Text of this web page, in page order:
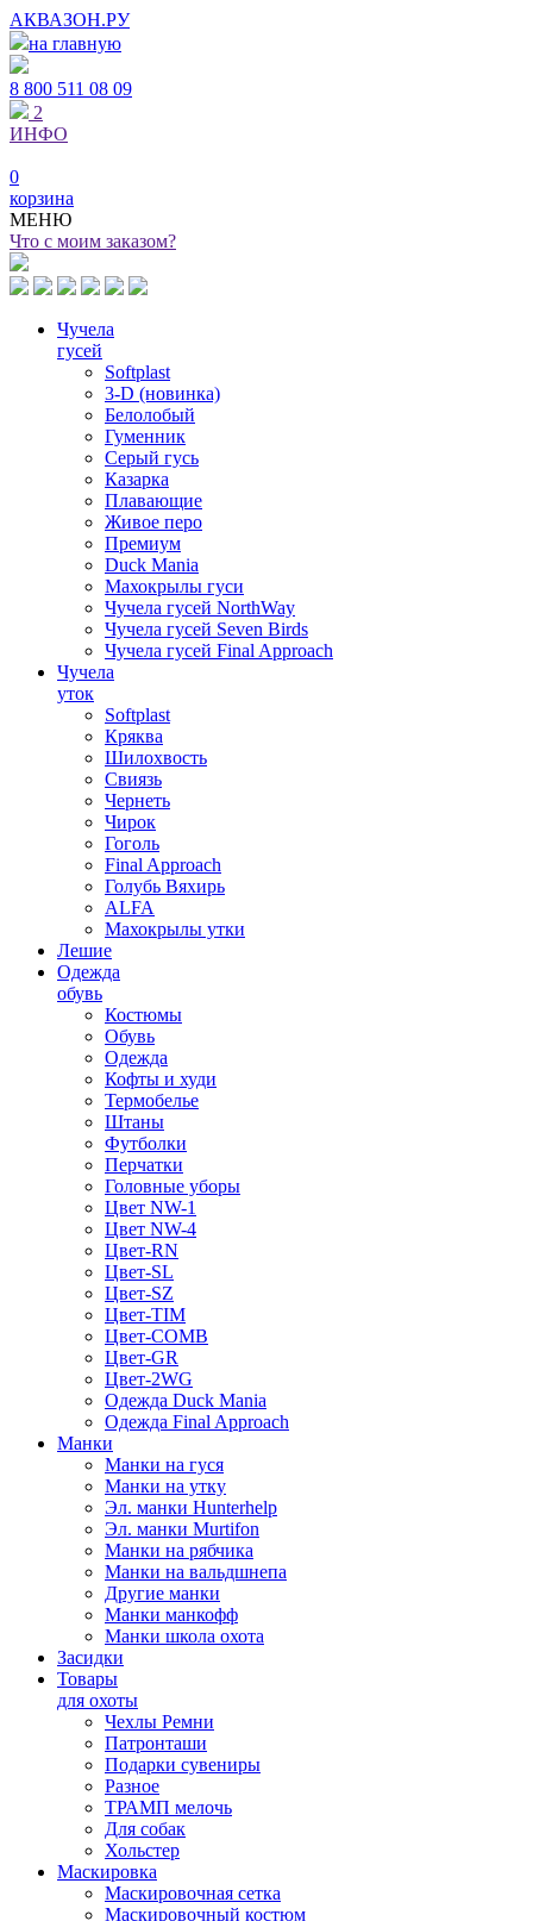
АКВАЗОН.РУ
на главную
8 800 511 08 09
2
ИНФО
0
корзина
МЕНЮ
Что с моим заказом?
Чучела
гусей
Softplast
3-D (новинка)
Белолобый
Гуменник
Серый гусь
Казарка
Плавающие
Живое перо
Премиум
Duck Mania
Махокрылы гуси
Чучела гусей NorthWay
Чучела гусей Seven Birds
Чучела гусей Final Approach
Чучела
уток
Softplast
Кряква
Шилохвость
Свиязь
Чернеть
Чирок
Гоголь
Final Approach
Голубь Вяхирь
ALFA
Махокрылы утки
Лешие
Одежда
обувь
Костюмы
Обувь
Одежда
Кофты и худи
Термобелье
Штаны
Футболки
Перчатки
Головные уборы
Цвет NW-1
Цвет NW-4
Цвет-RN
Цвет-SL
Цвет-SZ
Цвет-TIM
Цвет-COMB
Цвет-GR
Цвет-2WG
Одежда Duck Mania
Одежда Final Approach
Манки
Манки на гуся
Манки на утку
Эл. манки Hunterhelp
Эл. манки Murtifon
Манки на рябчика
Манки на вальдшнепа
Другие манки
Манки манкофф
Манки школа охота
Засидки
Товары
для охоты
Чехлы Ремни
Патронташи
Подарки сувениры
Разное
ТРАМП мелочь
Для собак
Хольстер
Маскировка
Маскировочная сетка
Маскировочный костюм